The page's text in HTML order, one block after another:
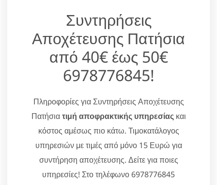
Συντηρήσεις
Αποχέτευσης Πατήσια
από 40€ έως 50€
6978776845!
Πληροφορίες για Συντηρήσεις Αποχέτευσης
Πατήσιατιμή αποφρακτικής υπηρεσίαςκαι
κόστος αμέσως πιο κάτω. Τιμοκατάλογος
υπηρεσιών με τιμές από μόνο 15 Ευρώ για
συντήρηση αποχέτευσης. Δείτε για ποιες
υπηρεσίες! Στο τηλέφωνο 6978776845